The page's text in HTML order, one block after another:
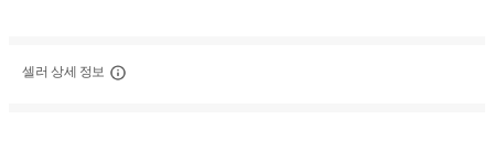
셀러 상세 정보